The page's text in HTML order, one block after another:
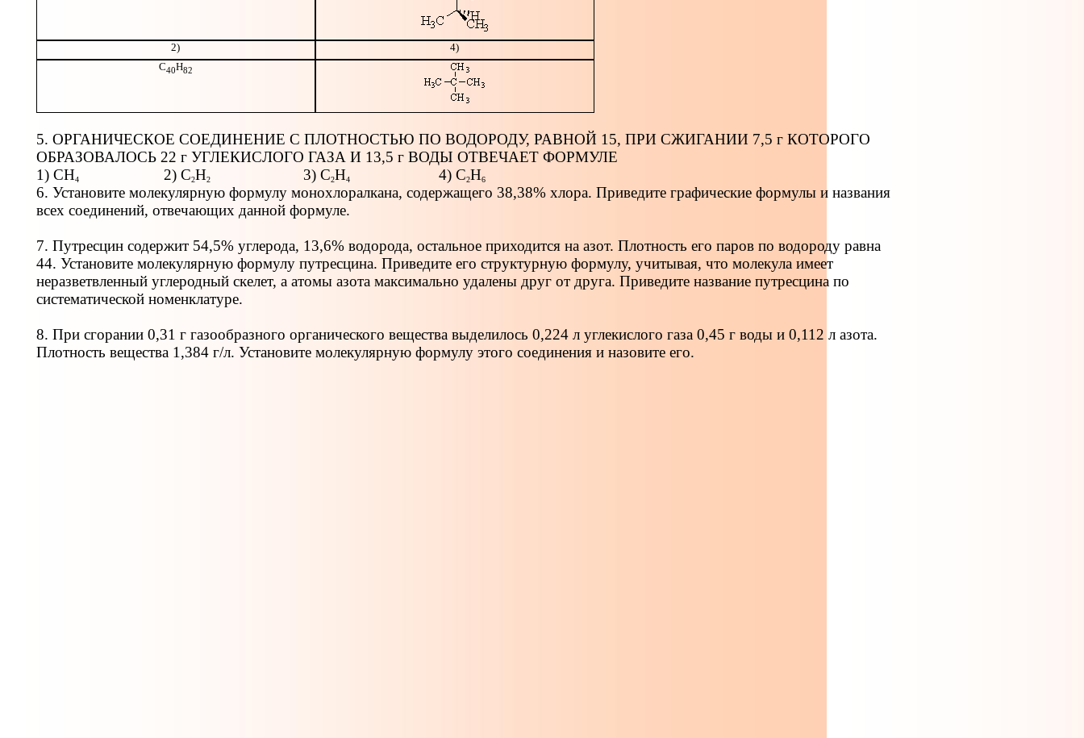
2)
4)
С40Н82
5. ОРГАНИЧЕСКОЕ СОЕДИНЕНИЕ С ПЛОТНОСТЬЮ ПО ВОДОРОДУ, РАВНОЙ 15, ПРИ СЖИГАНИИ 7,5 г КОТОРОГО
ОБРАЗОВАЛОСЬ 22 г УГЛЕКИСЛОГО ГАЗА И 13,5 г ВОДЫ ОТВЕЧАЕТ ФОРМУЛЕ
1) СН4 2) С2Н23) С2Н4 4) С2Н6
6. Установите молекулярную формулу монохлоралкана, содержащего 38,38% хлора. Приведите графические формулы и названия
всех соединений, отвечающих данной формуле.
7. Путресцин содержит 54,5% углерода, 13,6% водорода, остальное приходится на азот. Плотность его паров по водороду равна
44. Установите молекулярную формулу путресцина. Приведите его структурную формулу, учитывая, что молекула имеет
неразветвленный углеродный скелет, а атомы азота максимально удалены друг от друга. Приведите название путресцина по
систематической номенклатуре.
8. При сгорании 0,31 г газообразного органического вещества выделилось 0,224 л углекислого газа 0,45 г воды и 0,112 л азота.
Плотность вещества 1,384 г/л. Установите молекулярную формулу этого соединения и назовите его.